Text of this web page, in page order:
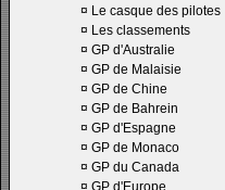
¤ Le casque des pilotes
¤ Les classements
¤ GP d'Australie
¤ GP de Malaisie
¤ GP de Chine
¤ GP de Bahrein
¤ GP d'Espagne
¤ GP de Monaco
¤ GP du Canada
¤ GP d'Europe